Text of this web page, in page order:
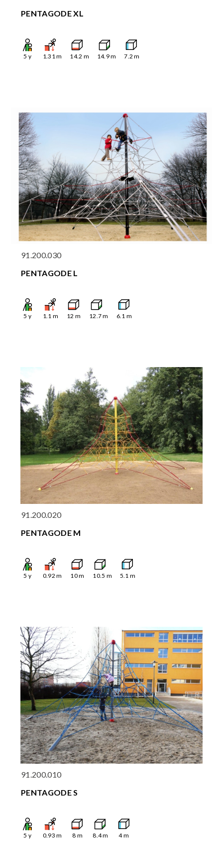
PENTAGODE XL
5 y 1.31m 14.2 m 14.9m 7.2 m
91.200.030
PENTAGODE L
5 y 1.1 m 12 m 12.7m 6.1 m
91.200.020
PENTAGODE M
5 y 0.92 m 10m 10.5 m 5.1 m
91.200.010
PENTAGODE S
5 y 0.93 m 8 m 8.4m 4m